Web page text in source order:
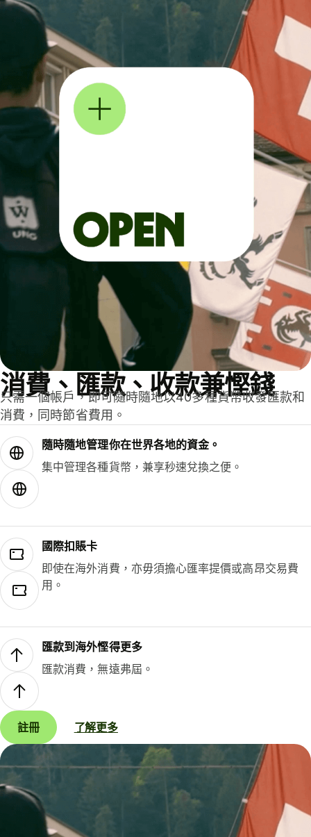
消費、匯款、收款兼慳錢
只需一個帳戶，即可隨時隨地以40多種貨幣收發匯款和
消費，同時節省費用。
隨時隨地管理你在世界各地的資金。
集中管理各種貨幣，兼享秒速兌換之便。
國際扣賬卡
即使在海外消費，亦毋須擔心匯率提價或高昂交易費
用。
匯款到海外慳得更多
匯款消費，無遠弗屆。
註冊 了解更多